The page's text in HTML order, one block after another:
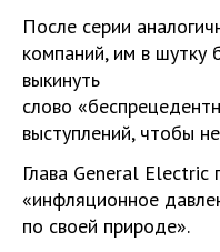
После серии
компаний, им в шутку
выкинуть
слово
выступлений, чтобы
Глава General Electric
«инфляционное
по своей природе».